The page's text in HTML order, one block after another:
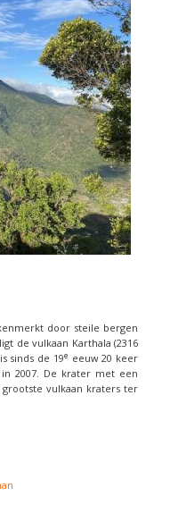
door steile bergen
de vulkaan Karthala (2316
sinds de 19e eeuw 20 keer
2007. De krater met een
vulkaan kraters ter